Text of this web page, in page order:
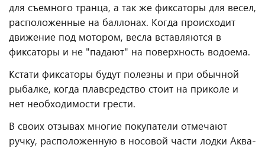
для съемного транца, а так же фиксаторы для весел,
расположенные на баллонах. Когда происходит
движение под мотором, весла вставляются в
фиксаторы и не "падают" на поверхность водоема.
Кстати фиксаторы будут полезны и при обычной
рыбалке, когда плавсредство стоит на приколе и
нет необходимости грести.
В своих отзывах многие покупатели отмечают
ручку, расположенную в носовой части лодки Аква-